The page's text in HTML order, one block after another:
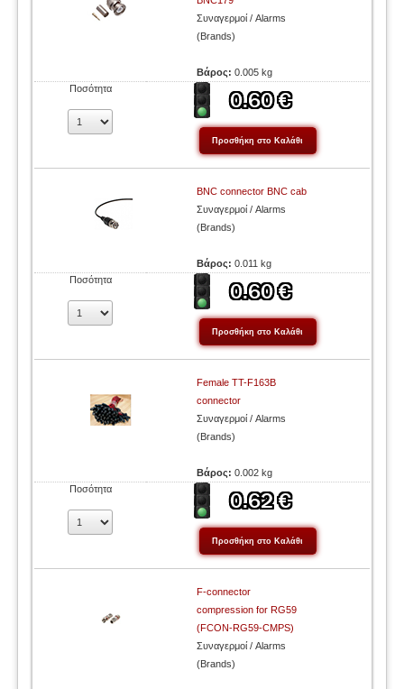
Συναγερμοί / Alarms
(Brands)
Βάρος:0.005 kg
Ποσότητα
BNC connector BNC cab
Συναγερμοί / Alarms
(Brands)
Βάρος:0.011 kg
Ποσότητα
Female TT-F163B
connector
Συναγερμοί / Alarms
(Brands)
Βάρος:0.002 kg
Ποσότητα
F-connector
compression for RG59
(FCON-RG59-CMPS)
Συναγερμοί / Alarms
(Brands)